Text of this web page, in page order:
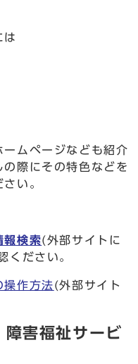
は
ムページなども紹介
際にその特色などを
い。
報検索(外部サイトに
ください。
操作方法(外部サイト
害福祉サービ